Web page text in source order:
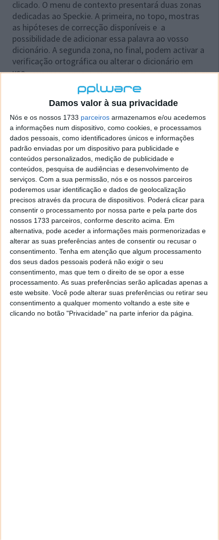
Damos valor à sua privacidade
Nós e os nossos 1733 parceiros armazenamos e/ou acedemos
a informações num dispositivo, como cookies, e processamos
dados pessoais, como identificadores únicos e informações
padrão enviadas por um dispositivo para publicidade e
conteúdos personalizados, medição de publicidade e
conteúdos, pesquisa de audiências e desenvolvimento de
serviços. Com a sua permissão, nós e os nossos parceiros
poderemos usar identificação e dados de geolocalização
precisos através da procura de dispositivos. Poderá clicar para
consentir o processamento por nossa parte e pela parte dos
nossos 1733 parceiros, conforme descrito acima. Em
alternativa, pode aceder a informações mais pormenorizadas e
alterar as suas preferências antes de consentir ou recusar o
consentimento. Tenha em atenção que algum processamento
dos seus dados pessoais poderá não exigir o seu
consentimento, mas que tem o direito de se opor a esse
processamento. As suas preferências serão aplicadas apenas a
este website. Você pode alterar suas preferências ou retirar seu
consentimento a qualquer momento voltando a este site e
clicando no botão "Privacidade" na parte inferior da página.
clicado. O menu de contexto presentará duas zonas
dedicadas ao Speckie. A primeira, no topo, mostras
as hipóteses de correcção disponíveis e a
possibilidade de adicionar essa palavra ao vosso
dicionário. A segunda zona, no final, podem activar a
verificação ortográfica ou alterar o dicionário em
uso.
O Speckie é uma ferramenta que deveria vir
integrada com o IE desde que o instalamos.
Actualmente, e comparando com os restantes
browsers que estão no mercado, esta funcionalidade
é um requisito e está em todos. Esta razão dá ainda
mais valor ao Speckie e torna-o um elemento
obrigatório em qualquer IE.